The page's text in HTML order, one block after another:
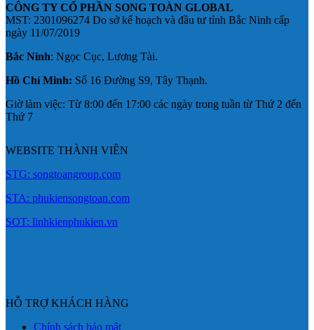
CÔNG TY CỔ PHẦN SONG TOÀN GLOBAL
MST: 2301096274 Do sở kế hoạch và đầu tư tỉnh Bắc Ninh cấp
ngày 11/07/2019
Bắc Ninh: Ngọc Cục, Lương Tài.
Hồ Chí Minh: Số 16 Đường S9, Tây Thạnh.
Giờ làm việc: Từ 8:00 đến 17:00 các ngày trong tuần từ Thứ 2 đến
Thứ 7
WEBSITE THÀNH VIÊN
STG: songtoangroup.com
STA: phukiensongtoan.com
SOT: linhkienphukien.vn
HỖ TRỢ KHÁCH HÀNG
Chính sách bảo mật